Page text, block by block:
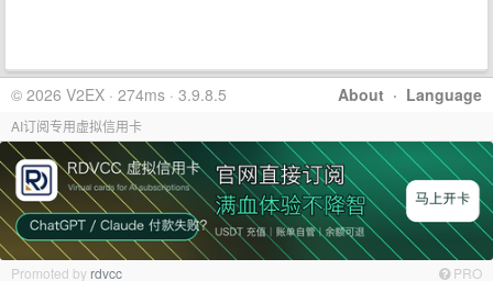
About · Language
© 2026 V2EX · 274ms · 3.9.8.5
AI订阅专用虚拟信用卡
Promoted by rdvcc PRO